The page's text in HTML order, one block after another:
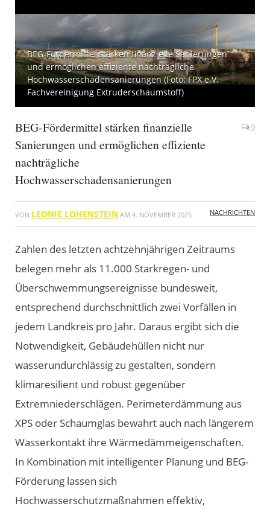
BEG-Fördermittel stärken finanzielle Sanierungen
und ermöglichen effiziente nachträgliche
Hochwasserschadensanierungen (Foto: FPX e.V.
Fachvereinigung Extruderschaumstoff)
BEG-Fördermittel stärken finanzielle
Sanierungen und ermöglichen effiziente
nachträgliche
Hochwasserschadensanierungen
0
VON LEONIE LOHENSTEIN AM 4. NOVEMBER 2025 NACHRICHTEN
Zahlen des letzten achtzehnjährigen Zeitraums
belegen mehr als 11.000 Starkregen- und
Überschwemmungsereignisse bundesweit,
entsprechend durchschnittlich zwei Vorfällen in
jedem Landkreis pro Jahr. Daraus ergibt sich die
Notwendigkeit, Gebäudehüllen nicht nur
wasserundurchlässig zu gestalten, sondern
klimaresilient und robust gegenüber
Extremniederschlägen. Perimeterdämmung aus
XPS oder Schaumglas bewahrt auch nach längerem
Wasserkontakt ihre Wärmedämmeigenschaften.
In Kombination mit intelligenter Planung und BEG-
Förderung lassen sich
Hochwasserschutzmaßnahmen effektiv,